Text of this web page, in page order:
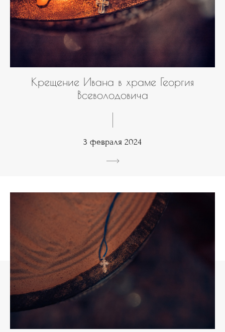
Крещение Ивана в храме Георгия
Всеволодовича
3 февраля 2024